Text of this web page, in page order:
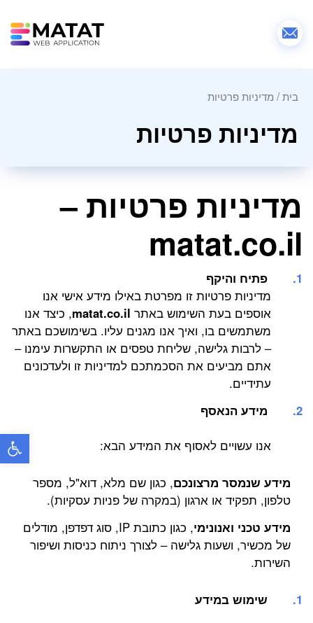
בית/ מדיניות פרטיות
מדיניות פרטיות
מדיניות פרטיות –
matat.co.il
פתיח והיקף
מדיניות פרטיות זו מפרטת באילו מידע אישי אנו
אוספים בעת השימוש באתר matat.co.il, כיצד אנו
משתמשים בו, ואיך אנו מגנים עליו. בשימושכם באתר
– לרבות גלישה, שליחת טפסים או התקשרות עימנו –
אתם מביעים את הסכמתכם למדיניות זו ולעדכונים
עתידיים.
מידע הנאסף
אנו עשויים לאסוף את המידע הבא:
מידע שנמסר מרצונכם, כגון שם מלא, דוא"ל, מספר
טלפון, תפקיד או ארגון (במקרה של פניות עסקיות).
מידע טכני ואנונימי
, כגון כתובת IP, סוג דפדפן, מודלים
של מכשיר, ושעות גלישה – לצורך ניתוח כניסות ושיפור
השירות.
שימוש במידע